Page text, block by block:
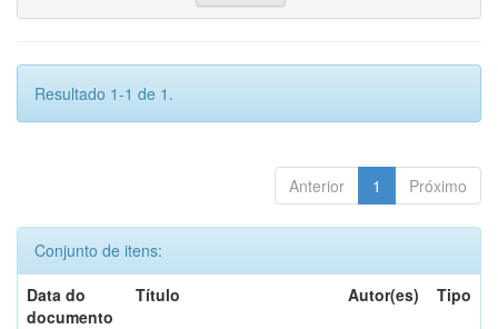
Resultado 1-1 de 1.
Anterior 1 Próximo
Conjunto de itens:
Data do
documento
Título Autor(es) Tipo